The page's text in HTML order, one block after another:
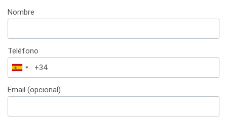
Nombre
Teléfono
España
+34
Email (opcional)